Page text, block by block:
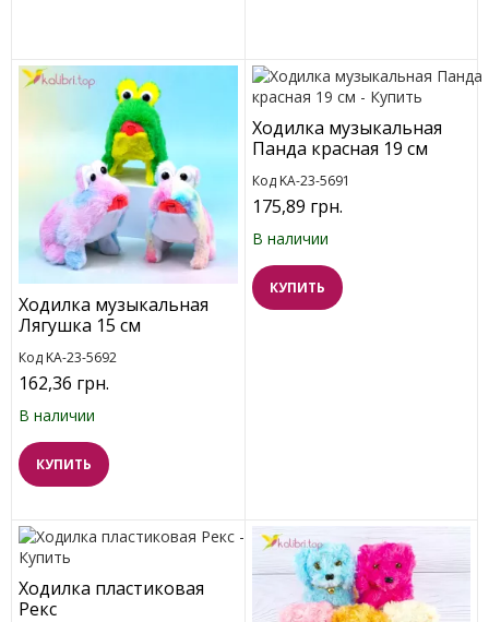
Ходилка музыкальная
Лягушка 15 см
Код KA-23-5692
162,36 грн.
В наличии
КУПИТЬ
Ходилка музыкальная
Панда красная 19 см
Код KA-23-5691
175,89 грн.
В наличии
КУПИТЬ
Ходилка пластиковая
Рекс